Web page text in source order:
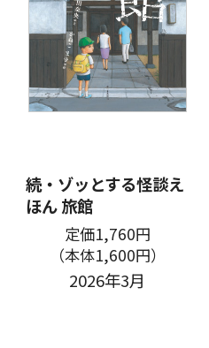
続・ゾッとする怪談え
ほん 旅館
定価1,760円
（本体1,600円）
2026年3月